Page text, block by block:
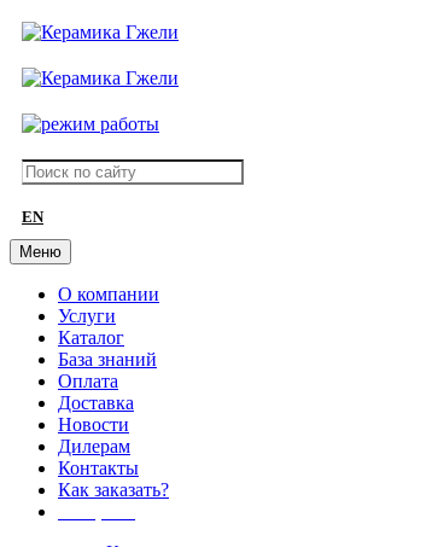
EN
Меню
О компании
Услуги
Каталог
База знаний
Оплата
Доставка
Новости
Дилерам
Контакты
Как заказать?